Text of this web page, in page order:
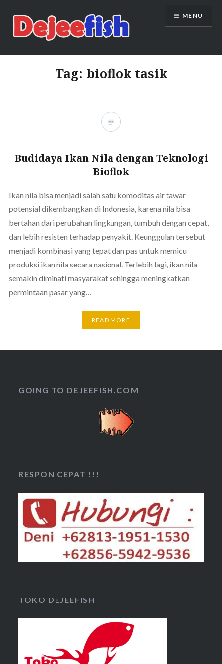
content
DEJEEFISH | PRODUSEN BENIH
IKAN BERKUALITAS INDONESIA
MENU
Tag: bioflok tasik
Budidaya Ikan Nila dengan Teknologi
Bioflok
Ikan nila bisa menjadi salah satu komoditas air tawar
potensial dikembangkan di Indonesia, karena nila bisa
bertahan dari perubahan lingkungan, tumbuh dengan cepat,
dan lebih resisten terhadap penyakit. Keunggulan tersebut
menjadi kombinasi yang tepat dan pas untuk memicu
produksi ikan nila secara nasional. Terlebih lagi, ikan nila
semakin diminati masyarakat sehingga meningkatkan
permintaan pasar yang…
READ MORE
GOING TO DEJEEFISH.COM
RESPON CEPAT !!!
TOKO DEJEEFISH